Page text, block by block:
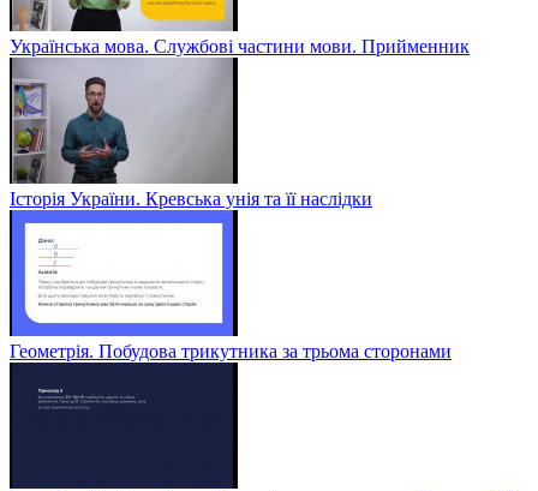
Українська мова. Службові частини мови. Прийменник
Історія України. Кревська унія та її наслідки
Геометрія. Побудова трикутника за трьома сторонами